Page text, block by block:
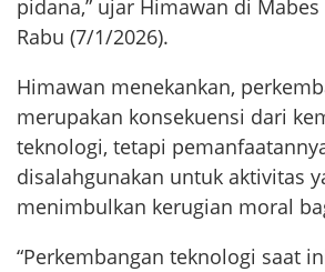
pidana,” ujar Himawan di Mabes
Rabu (7/1/2026).
Himawan menekankan,
merupakan konsekuensi dari
teknologi, tetapi
disalahgunakan untuk aktivitas
menimbulkan kerugian moral
“Perkembangan teknologi saat